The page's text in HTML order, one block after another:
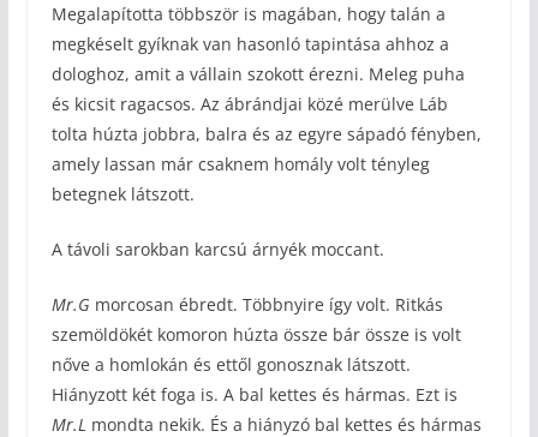
Megalapította többször is magában, hogy talán a
megkéselt gyíknak van hasonló tapintása ahhoz a
dologhoz, amit a vállain szokott érezni. Meleg puha
és kicsit ragacsos. Az ábrándjai közé merülve Láb
tolta húzta jobbra, balra és az egyre sápadó fényben,
amely lassan már csaknem homály volt tényleg
betegnek látszott.
A távoli sarokban karcsú árnyék moccant.
Mr.G morcosan ébredt. Többnyire így volt. Ritkás
szemöldökét komoron húzta össze bár össze is volt
nőve a homlokán és ettől gonosznak látszott.
Hiányzott két foga is. A bal kettes és hármas. Ezt is
Mr.L mondta nekik. És a hiányzó bal kettes és hármas